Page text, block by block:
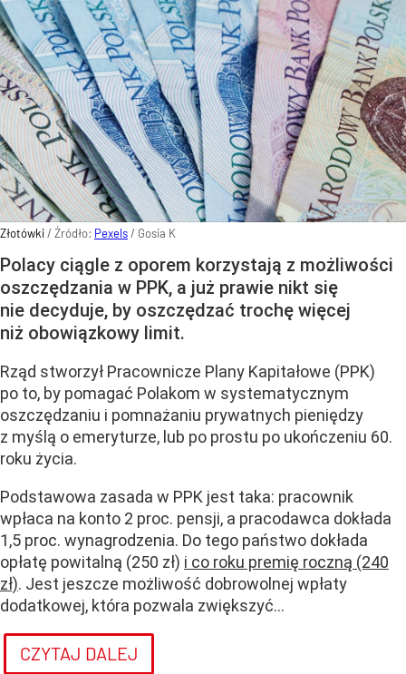
Złotówki/ Źródło: Pexels/ Gosia K
Polacy ciągle z oporem korzystają z możliwości
oszczędzania w PPK, a już prawie nikt się
nie decyduje, by oszczędzać trochę więcej
niż obowiązkowy limit.
Rząd stworzył Pracownicze Plany Kapitałowe (PPK)
po to, by pomagać Polakom w systematycznym
oszczędzaniu i pomnażaniu prywatnych pieniędzy
z myślą o emeryturze, lub po prostu po ukończeniu 60.
roku życia.
Podstawowa zasada w PPK jest taka: pracownik
wpłaca na konto 2 proc. pensji, a pracodawca dokłada
1,5 proc. wynagrodzenia. Do tego państwo dokłada
opłatę powitalną (250 zł) i co roku premię roczną (240
zł). Jest jeszcze możliwość dobrowolnej wpłaty
dodatkowej, która pozwala zwiększyć...
CZYTAJ DALEJ